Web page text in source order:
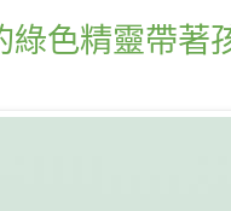
綠色精靈帶著